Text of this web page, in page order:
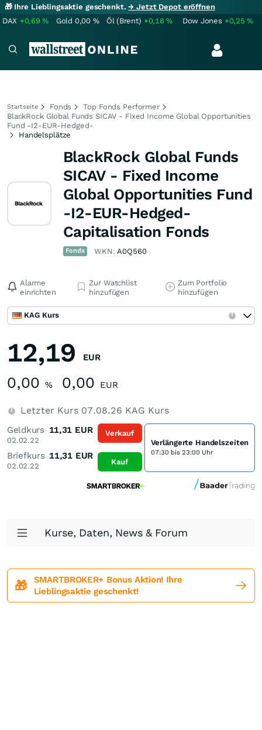
🎁 Ihre Lieblingsaktie geschenkt.→ Jetzt Depot eröffnen
DAX +0,69% Gold 0,00 % Öl (Brent) +0,18% Dow Jones +0,25%
Startseite Fonds
Top Fonds Performer
BlackRock Global Funds SICAV - Fixed Income Global Opportunities
Fund -I2-EUR-Hedged-
Handelsplätze
BlackRock Global Funds
SICAV - Fixed Income
Global Opportunities Fund
-I2-EUR-Hedged-
Capitalisation Fonds
Fonds WKN:A0Q560
Alarme
einrichten
Zur Watchlist
hinzufügen
Zum Portfolio
hinzufügen
KAG Kurs
12,19 EUR
0,00 % 0,00 EUR
Letzter Kurs 07.08.26 KAG Kurs
Geldkurs
02.02.22
11,31 EUR
Briefkurs
02.02.22
11,31 EUR
Verkauf
Kauf
Verlängerte Handelszeiten
07:30 bis 23:00 Uhr
Kurse, Daten, News & Forum
🎁
SMARTBROKER+ Bonus Aktion! Ihre
Lieblingsaktie geschenkt!